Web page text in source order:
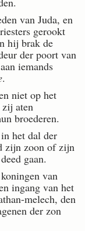
van Juda, en
gerookt
hij brak de
der poort van
iemands
.
niet op het
zij aten
broederen.
het dal der
zijn zoon of zijn
gaan.
van
ingang van het
melech, den
der zon